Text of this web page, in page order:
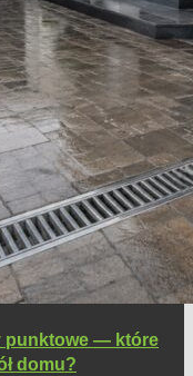
punktowe — które
domu?